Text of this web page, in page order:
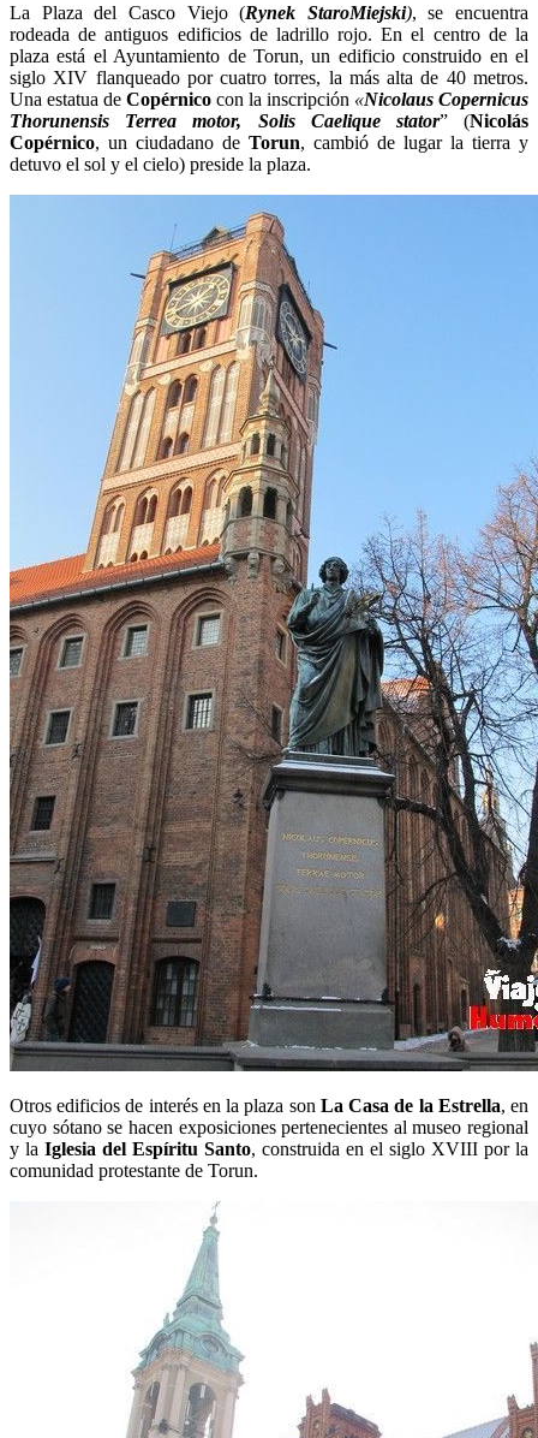
La Plaza del Casco Viejo (Rynek StaroMiejski), se encuentra
rodeada de antiguos edificios de ladrillo rojo. En el centro de la
plaza está el Ayuntamiento de Torun, un edificio construido en el
siglo XIV flanqueado por cuatro torres, la más alta de 40 metros.
Una estatua de Copérnico con la inscripción «Nicolaus Copernicus
Thorunensis Terrea motor, Solis Caelique stator” (Nicolás
Copérnico, un ciudadano de Torun, cambió de lugar la tierra y
detuvo el sol y el cielo) preside la plaza.
Otros edificios de interés en la plaza son La Casa de la Estrella, en
cuyo sótano se hacen exposiciones pertenecientes al museo regional
y la Iglesia del Espíritu Santo, construida en el siglo XVIII por la
comunidad protestante de Torun.